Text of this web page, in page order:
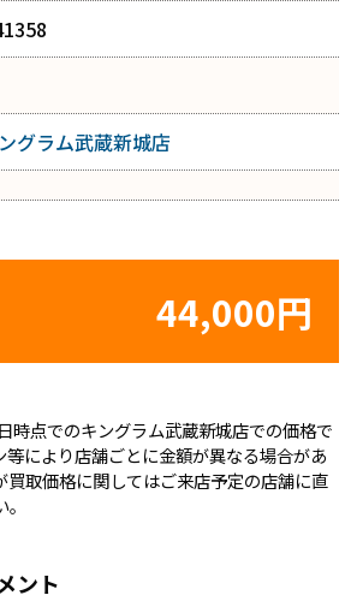
グラム武蔵新城店
44,000円
時点でのキングラム武蔵新城店での価格で
等により店舗ごとに金額が異なる場合があ
買取価格に関してはご来店予定の店舗に直
ント